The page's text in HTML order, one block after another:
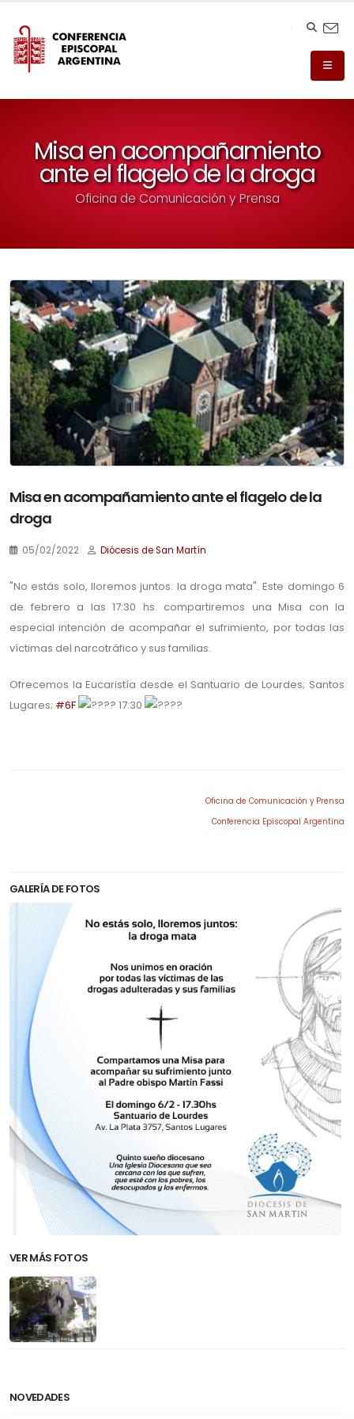
Misa en acompañamiento
ante el flagelo de la droga
Oficina de Comunicación y Prensa
NOVEDADES
Misa en acompañamiento ante el flagelo de la
droga
05/02/2022 Diócesis de San Martín
"No estás solo, lloremos juntos: la droga mata". Este domingo 6
de febrero a las 17:30 hs. compartiremos una Misa con la
especial intención de acompañar el sufrimiento, por todas las
víctimas del narcotráfico y sus familias.
Ofrecemos la Eucaristía desde el Santuario de Lourdes; Santos
Lugares; #6F 17:30
Oficina de Comunicación y Prensa
Conferencia Episcopal Argentina
GALERÍA DE FOTOS
VER MÁS FOTOS